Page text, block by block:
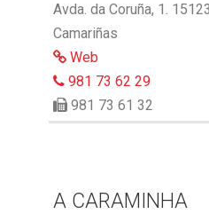
Avda. da Coruña, 1.
Camariñas
Web
981 73 62 29
981 73 61 32
A CARAMINHA